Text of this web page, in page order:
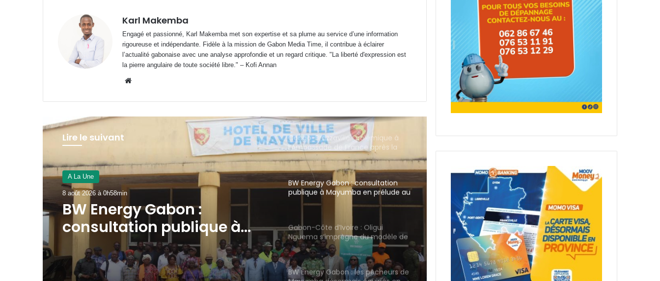
Karl Makemba
Engagé et passionné, Karl Makemba met son expertise et sa plume au service d’une information
rigoureuse et indépendante. Fidèle à la mission de Gabon Media Time, il contribue à éclairer
l’actualité gabonaise avec une analyse approfondie et un regard critique. "La liberté d'expression est
la pierre angulaire de toute société libre." – Kofi Annan
Lire le suivant
A La Une
7 août 2026 à 16h50min
Gabon-Côte d’Ivoire : Oligui
Nguema s’imprègne du
modèle de développement
Ivoirien
Gabon : Hermann Immongault
prend le pouls de la modernisation
l’Ambassade de France après la
BW Energy Gabon : consultation
publique à Mayumba en prélude au
projet de gisement Bourdon
Gabon-Côte d’Ivoire : Oligui
Nguema s’imprègne du modèle de
développement Ivoirien
BW Energy Gabon : les pêcheurs de
Mayumba désormais équipés en
matériel professionnel
Gabon : le gouvernement prépare